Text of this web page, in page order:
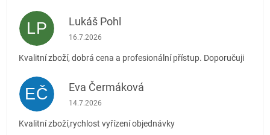
LP Lukáš Pohl
Hodnocení obchodu je 5 z 5 hvězdiček.
16.7.2026
Kvalitní zboží, dobrá cena a profesionální přístup. Doporučuji
EČ Eva Čermáková
Hodnocení obchodu je 5 z 5 hvězdiček.
14.7.2026
Kvalitní zboží,rychlost vyřízení objednávky